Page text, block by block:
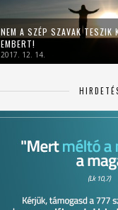
NEM A SZÉP SZAVAK TESZIK
EMBERT!
2017. 12. 14.